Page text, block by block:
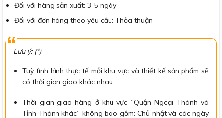
Đối với hàng sản xuất: 3-5 ngày
Đối với đơn hàng theo yêu cầu: Thỏa thuận
Lưu ý: (*)
Tuỳ tình hình thực tế mỗi khu vực và thiết kế sản phẩm sẽ
có thời gian giao khác nhau.
Thời gian giao hàng ở khu vực “Quận Ngoại Thành và
Tỉnh Thành khác” không bao gồm: Chủ nhật và các ngày